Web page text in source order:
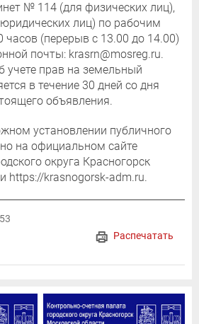
№ 114 (для физических лиц),
лиц) по рабочим
часов (перерыв с 13.00 до 14.00)
почты: krasrn@mosreg.ru.
учете прав на земельный
в течение 30 дней со дня
объявления.
установлении публичного
на официальном сайте
округа Красногорск
https://krasnogorsk-adm.ru.
Распечатать